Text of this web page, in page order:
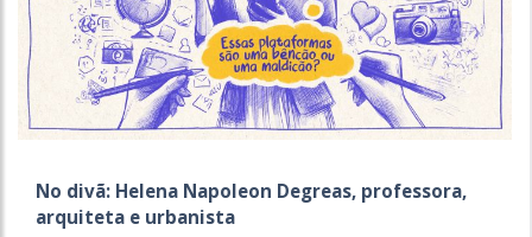
No divã: Helena Napoleon Degreas, professora,
arquiteta e urbanista